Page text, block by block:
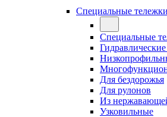
Специальные тележки
Специальные
Для бездорожья
Для рулонов
Из
Узковильные